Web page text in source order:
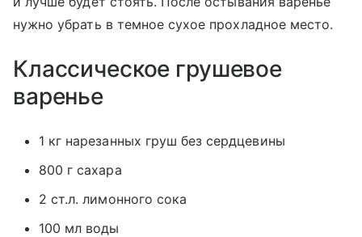
нужно убрать в темное сухое прохладное место.
Классическое грушевое
варенье
1 кг нарезанных груш без сердцевины
800 г сахара
2 ст.л. лимонного сока
100 мл воды